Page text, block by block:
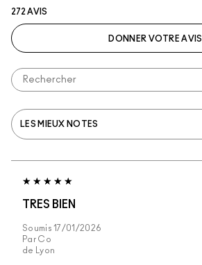
272 AVIS
DONNER VOTRE AVIS
TRES BIEN
Soumis17/01/2026
Par Co
de
Lyon